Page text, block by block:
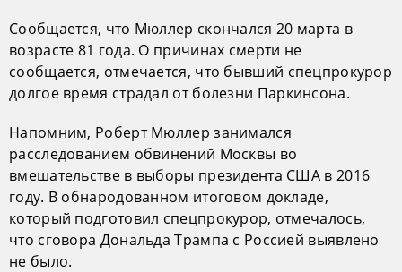
Сообщается, что Мюллер скончался 20 марта в
возрасте 81 года. О причинах смерти не
сообщается, отмечается, что бывший спецпрокурор
долгое время страдал от болезни Паркинсона.
Напомним, Роберт Мюллер занимался
расследованием обвинений Москвы во
вмешательстве в выборы президента США в 2016
году. В обнародованном итоговом докладе,
который подготовил спецпрокурор, отмечалось,
что сговора Дональда Трампа с Россией выявлено
не было.